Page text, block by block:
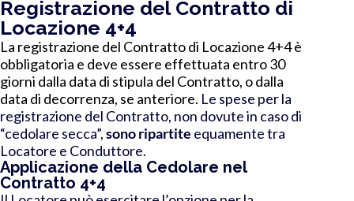
Registrazione del Contratto di
Locazione 4+4
La registrazione del Contratto di Locazione 4+4 è
obbligatoria e deve essere effettuata entro 30
giorni dalla data di stipula del Contratto, o dalla
data di decorrenza, se anteriore. Le spese per la
registrazione del Contratto, non dovute in caso di
“cedolare secca”,sono ripartite equamentetra
Locatore e Conduttore.
Applicazione della Cedolare nel
Contratto 4+4